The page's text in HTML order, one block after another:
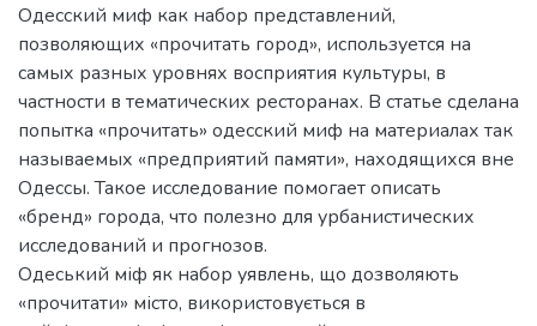
Одесский миф как набор представлений,
позволяющих «прочитать город», используется на
самых разных уровнях восприятия культуры, в
частности в тематических ресторанах. В статье сделана
попытка «прочитать» одесский миф на материалах так
называемых «предприятий памяти», находящихся вне
Одессы. Такое исследование помогает описать
«бренд» города, что полезно для урбанистических
исследований и прогнозов.
Одеський міф як набор уявлень, що дозволяють
«прочитати» місто, використовується в